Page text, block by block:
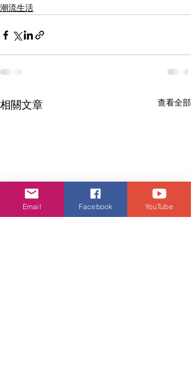
潮流生活
相關文章 查看全部
Email Facebook YouTube